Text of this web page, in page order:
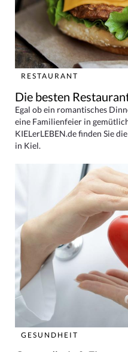
RESTAURANT
Die besten
Egal ob ein romantisches
eine Familienfeier in
KIELerLEBEN.de finden Sie
in Kiel.
GESUNDHEIT